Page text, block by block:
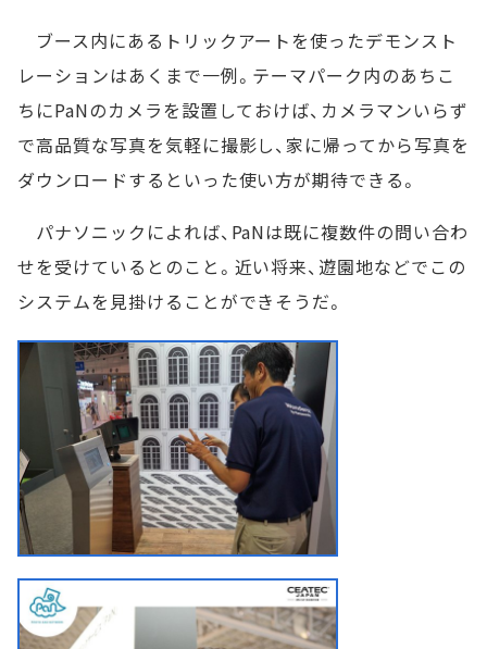
ブース内にあるトリックアートを使ったデモンスト
レーションはあくまで一例。テーマパーク内のあちこ
ちにPaNのカメラを設置しておけば、カメラマンいらず
で高品質な写真を気軽に撮影し、家に帰ってから写真を
ダウンロードするといった使い方が期待できる。
パナソニックによれば、PaNは既に複数件の問い合わ
せを受けているとのこと。近い将来、遊園地などでこの
システムを見掛けることができそうだ。